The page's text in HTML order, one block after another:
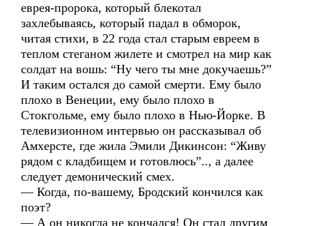
еврея-пророка, который блекотал
захлебываясь, который падал в обморок,
читая стихи, в 22 года стал старым евреем в
теплом стеганом жилете и смотрел на мир как
солдат на вошь: “Ну чего ты мне докучаешь?”
И таким остался до самой смерти. Ему было
плохо в Венеции, ему было плохо в
Стокгольме, ему было плохо в Нью-Йорке. В
телевизионном интервью он рассказывал об
Амхерсте, где жила Эмили Дикинсон: “Живу
рядом с кладбищем и готовлюсь”.., а далее
следует демонический смех.
— Когда, по-вашему, Бродский кончился как
поэт?
— А он никогда не кончался! Он стал другим